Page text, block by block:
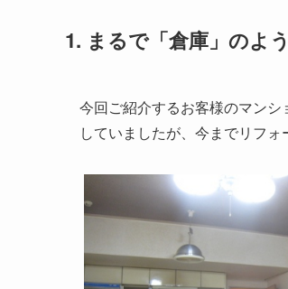
1. まるで「倉庫」のよ
今回ご紹介するお客様のマン
していましたが、今までリフ